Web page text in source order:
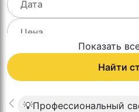
Показать
Найти
💡Профессиональный